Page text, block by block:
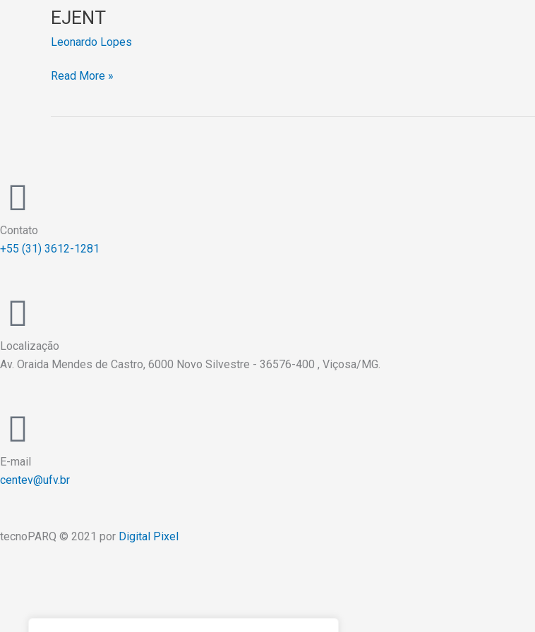
EJENT
Leonardo Lopes
Read More »
Contato
+55 (31) 3612-1281
Localização
Av. Oraida Mendes de Castro, 6000 Novo Silvestre - 36576-400 , Viçosa/MG.
E-mail
centev@ufv.br
tecnoPARQ © 2021 por Digital Pixel